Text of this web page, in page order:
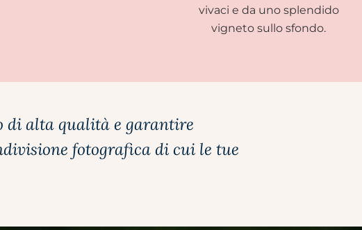
di alta qualità e garantire
fotografica di cui le tue